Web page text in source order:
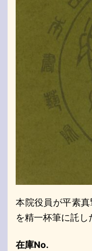
本院役員が平素
を精一杯筆に託し
在庫No.